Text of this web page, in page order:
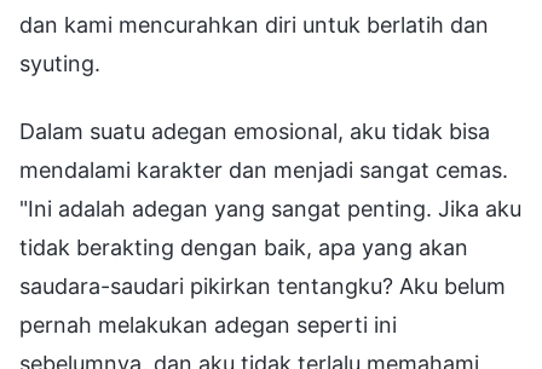
dan kami mencurahkan diri untuk berlatih dan
syuting.
Dalam suatu adegan emosional, aku tidak bisa
mendalami karakter dan menjadi sangat cemas.
"Ini adalah adegan yang sangat penting. Jika aku
tidak berakting dengan baik, apa yang akan
saudara-saudari pikirkan tentangku? Aku belum
pernah melakukan adegan seperti ini
sebelumnya, dan aku tidak terlalu memahami